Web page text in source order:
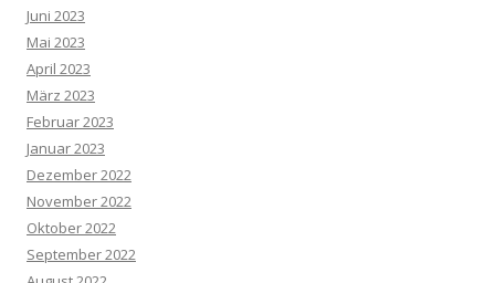
Juni 2023
Mai 2023
April 2023
März 2023
Februar 2023
Januar 2023
Dezember 2022
November 2022
Oktober 2022
September 2022